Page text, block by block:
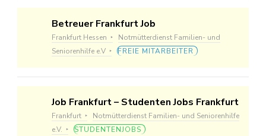
Betreuer Frankfurt Job
Frankfurt Hessen
Notmütterdienst Familien- und
Seniorenhilfe e.V
FREIE MITARBEITER
Job Frankfurt – Studenten Jobs Frankfurt
Frankfurt
Notmütterdienst Familien- und Seniorenhilfe
e.V.
STUDENTENJOBS